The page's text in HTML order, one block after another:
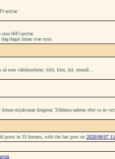
prylar.
sina HiFi-prylar.
dagar innan svar syns.
så som världsnyheter, bild, film, bil, resmål...
mjukvaran fungerar. Trådarna raderas efter ca en
posts in 33 forums, with the last post on 2026/08/07